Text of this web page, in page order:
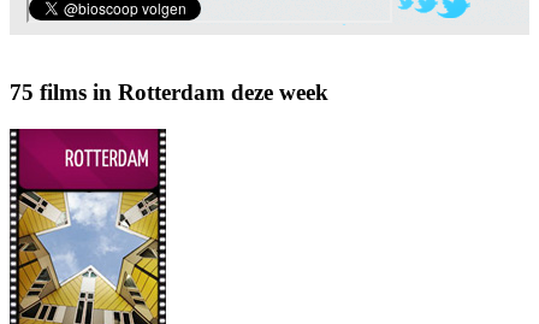
75 films in Rotterdam deze week